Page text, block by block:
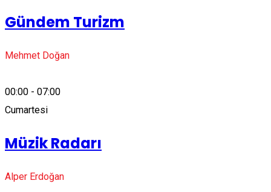
Gündem Turizm
Mehmet Doğan
00:00 - 07:00
Cumartesi
Müzik Radarı
Alper Erdoğan